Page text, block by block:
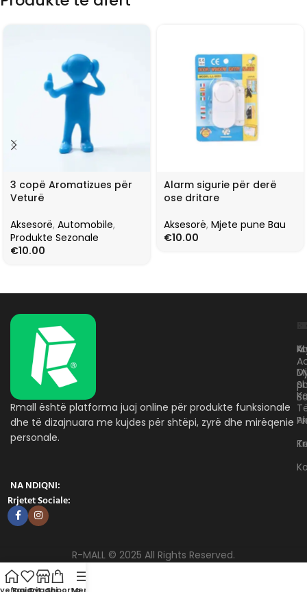
3 copë Aromatizues për
Veturë
Aksesorë, Automobile,
Produkte Sezonale
€10.00
Alarm sigurie për derë
ose dritare
Aksesorë, Mjete pune Bau
€10.00
Rmall është platforma juaj online për produkte funksionale
dhe të dizajnuara me kujdes për shtëpi, zyrë dhe mirëqenie
personale.
NA NDIQNI:
Rrjetet Sociale:
R-MALL © 2025 All Rights Reserved.